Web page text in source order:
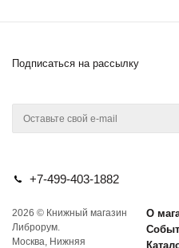
Подписаться на рассылку
+7-499-403-1882
2026 © Книжный магазин
Либрорум.
Москва, Нижняя
О